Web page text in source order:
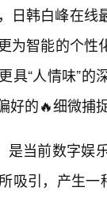
日韩白峰在
为智能的个
具“人情味”
好的🔥细微捕
是当前数字
吸引，产生